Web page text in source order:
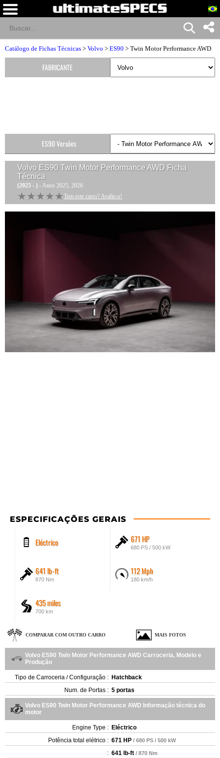
Catálogo de Fichas Técnicas > Volvo > ES90 > Twin Motor Performance AWD
Volvo ES90 Twin Motor Performance AWD Ficha
Técnica
(2025 - ) - Anos 2025, 2026
★★★★★
★★★★★ Tem este carro? Avalie-o!
ESPECIFICAÇÕES GERAIS
Eléctrico 671 HP
680 PS / 500 kW
641 lb-ft
870 Nm
112 Mph
180 km/h
435 miles
700 km
COMPARAR COM OUTRO CARRO MAIS FOTOS
Volvo ES90 Twin Motor Performance AWD Carroceria, Modelo e
Produção
Tipo de Carroceria / Configuração : Hatchback
Num. de Portas : 5 portas
Volvo ES90 Twin Motor Performance AWD Informação técnica do
motor
Engine Type : Eléctrico
Potência total elétrico : 671 HP / 680 PS / 500 kW
: 641 lb-ft / 870 Nm
FABRICANTE
ES90 Versões